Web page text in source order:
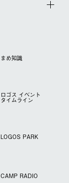
まめ知識
ロゴス イベント
タイムライン
LOGOS PARK
CAMP RADIO